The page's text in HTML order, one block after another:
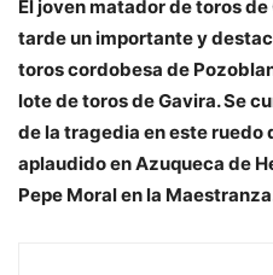
El joven matador de toros
tarde un importante y
toros cordobesa de
lote de toros de Gavira. Se
de la tragedia en este ruedo
aplaudido en Azuqueca de
Pepe Moral en la